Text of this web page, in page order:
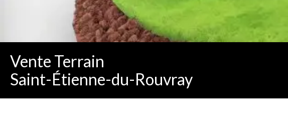
Vente Terrain
Saint-Étienne-du-Rouvray